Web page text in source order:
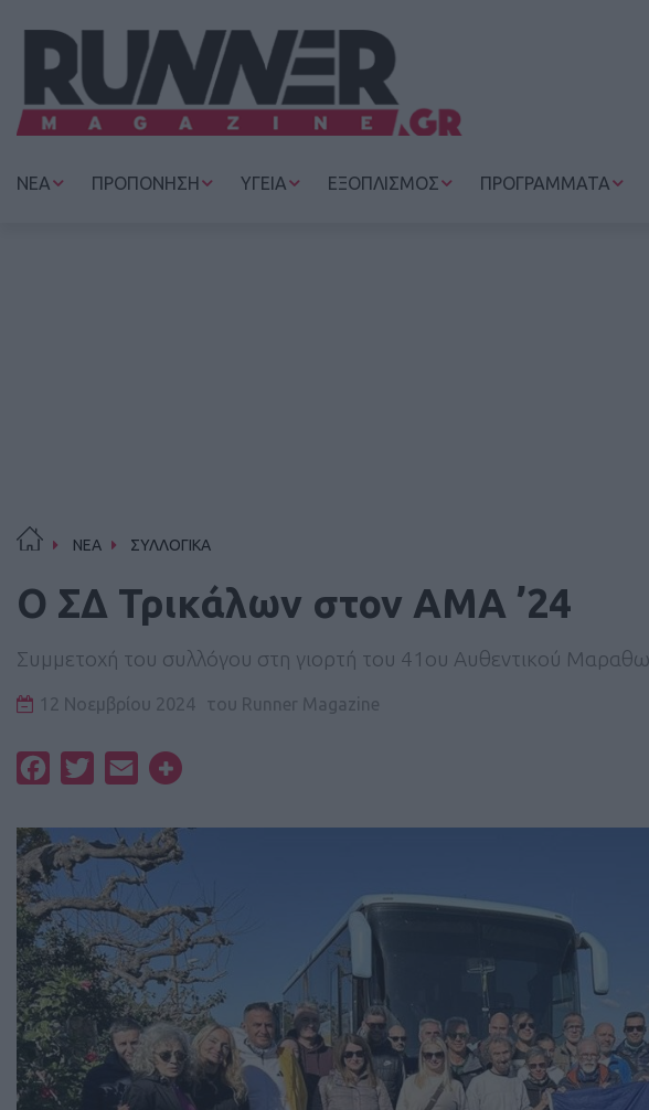
ΝΕΑ ΠΡΟΠΟΝΗΣΗ ΥΓΕΙΑ ΕΞΟΠΛΙΣΜΟΣ ΠΡΟΓΡΑΜΜΑΤΑ
ΝΕΑ ΣΥΛΛΟΓΙΚΑ
O ΣΔ Τρικάλων στον ΑΜΑ ’24
Συμμετοχή του συλλόγου στη γιορτή του 41ου Αυθεντικού
12 Νοεμβρίου 2024 του Runner Magazine
FacebookTwitterEmail